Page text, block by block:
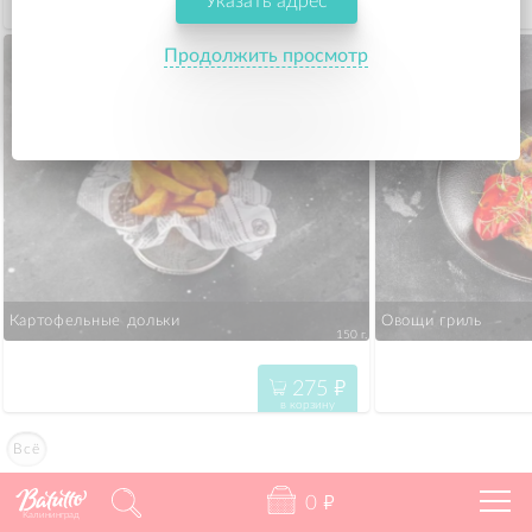
Всё
275
Картофельные дольки
150 г.
275 "
в корзину
Овощи гриль
Калининград
0 "
Продолжить просмотр